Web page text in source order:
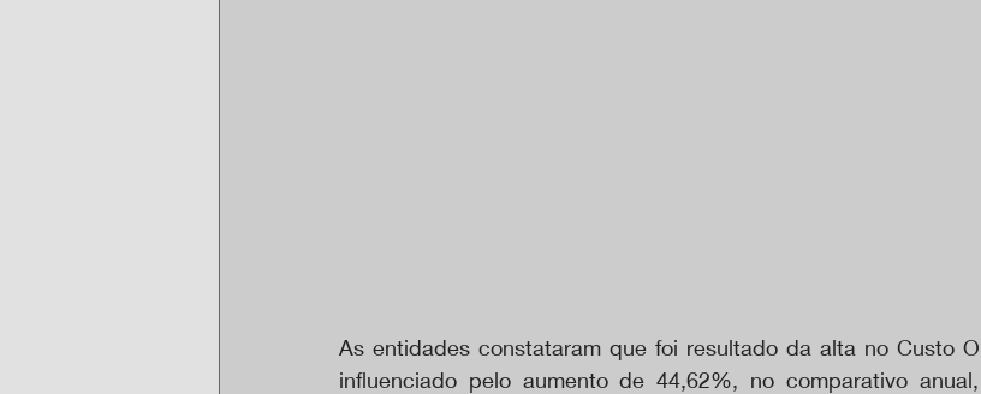
As entidades constataram que foi resultado da alta no Custo
influenciado pelo aumento de 44,62%, no comparativo